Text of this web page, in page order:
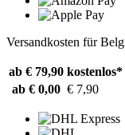
Versandkosten für
ab € 79,90 kostenlos*
ab € 0,00 € 7,90